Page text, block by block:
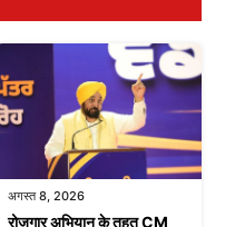
अगस्त 8, 2026
रोज़गार अभियान के तहत CM